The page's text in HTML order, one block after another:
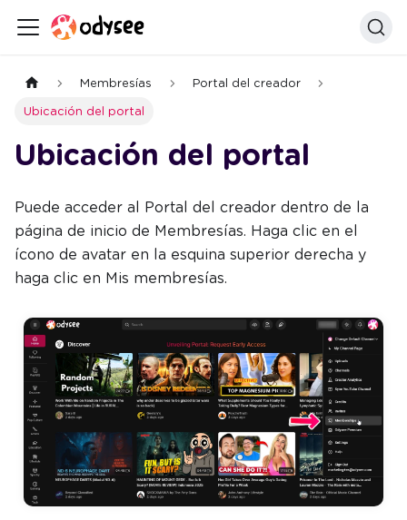
Membresías Portal del creador
Ubicación del portal
Ubicación del portal
Puede acceder al Portal del creador dentro de la
página de inicio de Membresías. Haga clic en el
ícono de avatar en la esquina superior derecha y
haga clic en Mis membresías.